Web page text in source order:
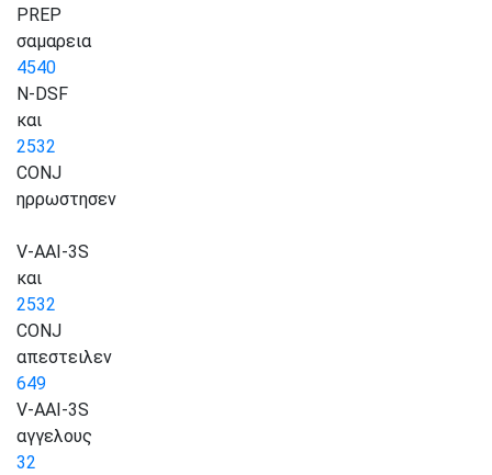
PREP
σαμαρεια
4540
N-DSF
και
2532
CONJ
ηρρωστησεν
V-AAI-3S
και
2532
CONJ
απεστειλεν
649
V-AAI-3S
αγγελους
32